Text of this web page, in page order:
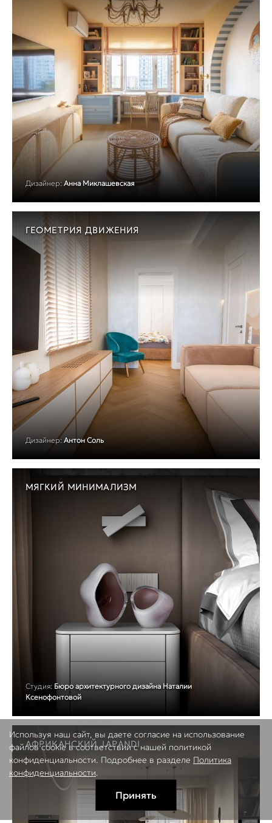
Дизайнер: Анна Миклашевская
ГЕОМЕТРИЯ ДВИЖЕНИЯ
Дизайнер: Антон Соль
МЯГКИЙ МИНИМАЛИЗМ
Студия: Бюро архитектурного дизайна Наталии
Ксенофонтовой
АФРИКАНСКИЙ JAPANDI
Используя наш сайт, вы даете согласие на использование
файлов cookie в соответствии с нашей политикой
конфиденциальности. Подробнее в разделе Политика
конфиденциальности.
Принять